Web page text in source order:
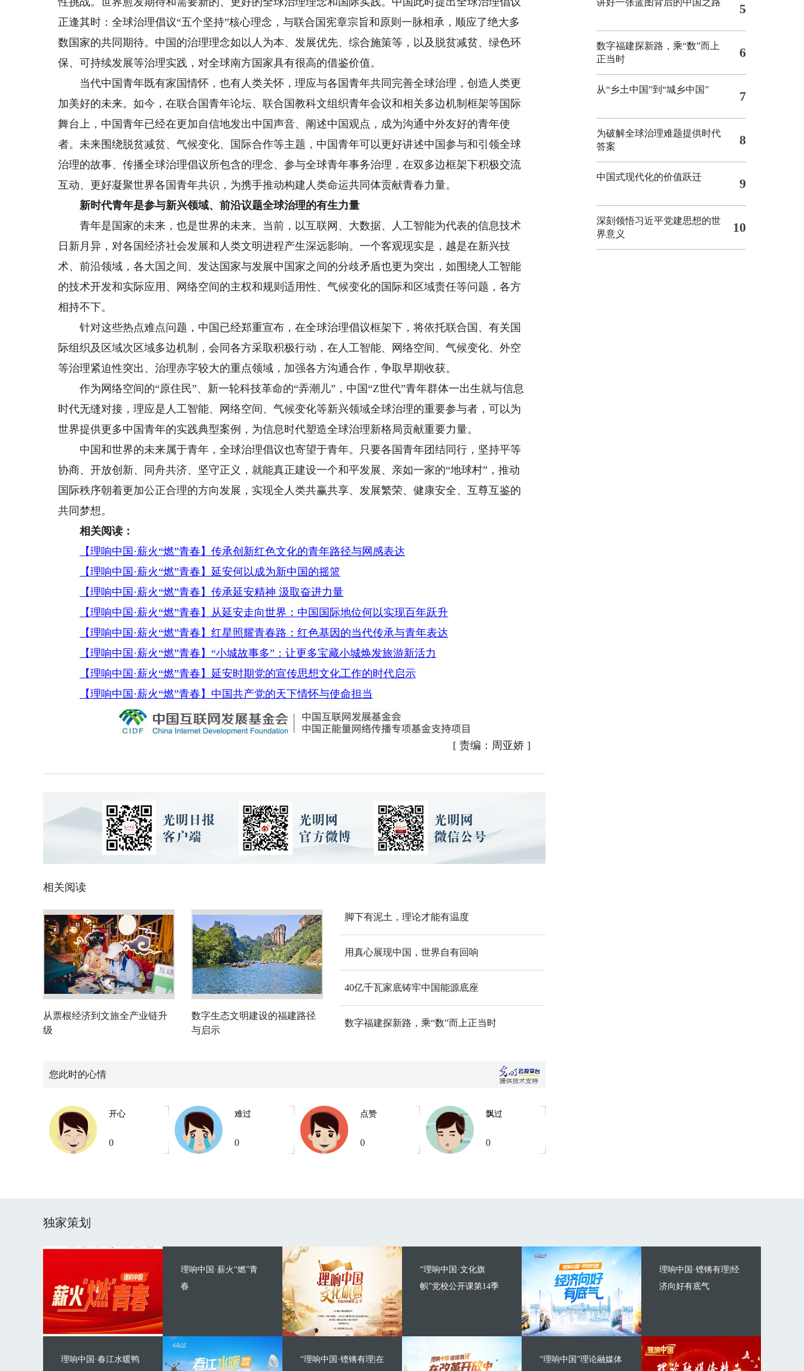
正逢其时：全球治理倡议“五个坚持”核心理念，与联合国宪章宗旨和原则一脉相承，顺应了绝大多
数国家的共同期待。中国的治理理念如以人为本、发展优先、综合施策等，以及脱贫减贫、绿色环
保、可持续发展等治理实践，对全球南方国家具有很高的借鉴价值。
当代中国青年既有家国情怀，也有人类关怀，理应与各国青年共同完善全球治理，创造人类更
加美好的未来。如今，在联合国青年论坛、联合国教科文组织青年会议和相关多边机制框架等国际
舞台上，中国青年已经在更加自信地发出中国声音、阐述中国观点，成为沟通中外友好的青年使
者。未来围绕脱贫减贫、气候变化、国际合作等主题，中国青年可以更好讲述中国参与和引领全球
治理的故事、传播全球治理倡议所包含的理念、参与全球青年事务治理，在双多边框架下积极交流
互动、更好凝聚世界各国青年共识，为携手推动构建人类命运共同体贡献青春力量。
新时代青年是参与新兴领域、前沿议题全球治理的有生力量
青年是国家的未来，也是世界的未来。当前，以互联网、大数据、人工智能为代表的信息技术
日新月异，对各国经济社会发展和人类文明进程产生深远影响。一个客观现实是，越是在新兴技
术、前沿领域，各大国之间、发达国家与发展中国家之间的分歧矛盾也更为突出，如围绕人工智能
的技术开发和实际应用、网络空间的主权和规则适用性、气候变化的国际和区域责任等问题，各方
相持不下。
针对这些热点难点问题，中国已经郑重宣布，在全球治理倡议框架下，将依托联合国、有关国
际组织及区域次区域多边机制，会同各方采取积极行动，在人工智能、网络空间、气候变化、外空
等治理紧迫性突出、治理赤字较大的重点领域，加强各方沟通合作，争取早期收获。
作为网络空间的“原住民”、新一轮科技革命的“弄潮儿”，中国“Z世代”青年群体一出生就与信息
时代无缝对接，理应是人工智能、网络空间、气候变化等新兴领域全球治理的重要参与者，可以为
世界提供更多中国青年的实践典型案例，为信息时代塑造全球治理新格局贡献重要力量。
中国和世界的未来属于青年，全球治理倡议也寄望于青年。只要各国青年团结同行，坚持平等
协商、开放创新、同舟共济、坚守正义，就能真正建设一个和平发展、亲如一家的“地球村”，推动
国际秩序朝着更加公正合理的方向发展，实现全人类共赢共享、发展繁荣、健康安全、互尊互鉴的
共同梦想。
相关阅读：
【理响中国·薪火“燃”青春】传承创新红色文化的青年路径与网感表达
【理响中国·薪火“燃”青春】延安何以成为新中国的摇篮
【理响中国·薪火“燃”青春】传承延安精神 汲取奋进力量
【理响中国·薪火“燃”青春】从延安走向世界：中国国际地位何以实现百年跃升
【理响中国·薪火“燃”青春】红星照耀青春路：红色基因的当代传承与青年表达
【理响中国·薪火“燃”青春】“小城故事多”：让更多宝藏小城焕发旅游新活力
【理响中国·薪火“燃”青春】延安时期党的宣传思想文化工作的时代启示
【理响中国·薪火“燃”青春】中国共产党的天下情怀与使命担当
[ 责编：周亚娇 ]
相关阅读
从票根经济到文旅全产业链升
级
数字生态文明建设的福建路径
与启示
脚下有泥土，理论才能有温度
用真心展现中国，世界自有回响
40亿千瓦家底铸牢中国能源底座
数字福建探新路，乘“数”而上正当时
您此时的心情
开心
0
难过
0
点赞
0
飘过
0
讲好一张蓝图背后的中国之路 5
数字福建探新路，乘“数”而上
正当时
6
从“乡土中国”到“城乡中国” 7
为破解全球治理难题提供时代
答案
8
中国式现代化的价值跃迁 9
深刻领悟习近平党建思想的世
界意义
10
独家策划
理响中国·薪火“燃”青
春
理响中国·春江水暖鸭
“理响中国·文化旗
帜”党校公开课第14季
“理响中国·铿锵有理|在
理响中国·铿锵有理|经
济向好有底气
“理响中国”理论融媒体